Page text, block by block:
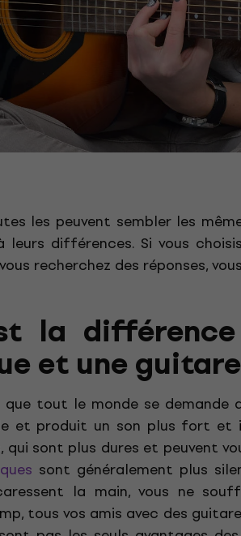
les peuvent sembler les
leurs différences. Si vous
recherchez des réponses,
la
et une
tout le monde se demande
et produit un son plus fort et
qui sont plus dures et peuvent
sont généralement plus
la main, vous ne
tous vos amis avec des